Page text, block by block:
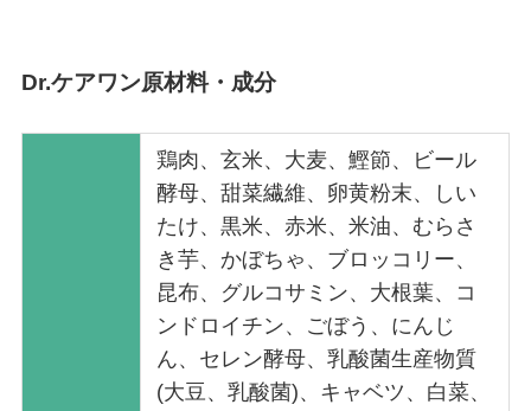
Dr.ケアワン原材料・成分
鶏肉、玄米、大麦、鰹節、ビール
酵母、甜菜繊維、卵黄粉末、しい
たけ、黒米、赤米、米油、むらさ
き芋、かぼちゃ、ブロッコリー、
昆布、グルコサミン、大根葉、コ
ンドロイチン、ごぼう、にんじ
ん、セレン酵母、乳酸菌生産物質
(大豆、乳酸菌)、キャベツ、白菜、